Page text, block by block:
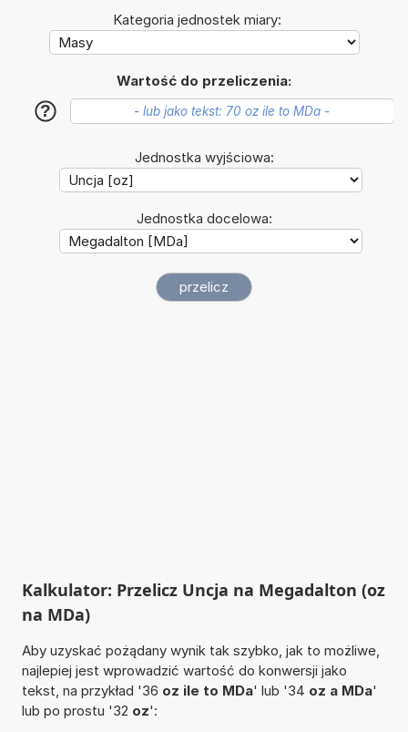
Kategoria jednostek miary:
Wartość do przeliczenia:
?
Jednostka wyjściowa:
Jednostka docelowa:
Kalkulator: Przelicz Uncja na Megadalton (oz
na MDa)
Aby uzyskać pożądany wynik tak szybko, jak to możliwe,
najlepiej jest wprowadzić wartość do konwersji jako
tekst, na przykład '36 oz ile to MDa' lub '34 oz a MDa'
lub po prostu '32 oz':